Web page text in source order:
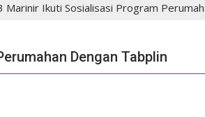
Marinir Ikuti Sosialisasi Program
Dengan Tabplin